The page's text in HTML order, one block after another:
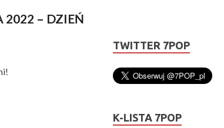
– DZIEŃ
TWITTER 7POP
K-LISTA 7POP